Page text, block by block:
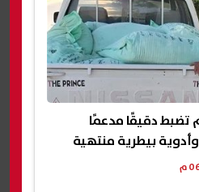
تضبط دقيقًا مدعمًا
بيطرية منتهية